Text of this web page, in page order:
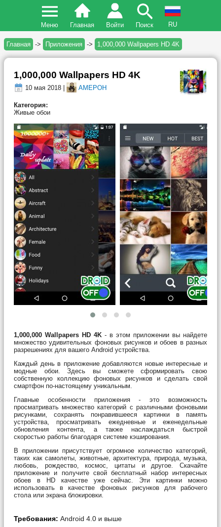
Меню Главная Войти Поиск RU
Главная -> Приложения -> 1,000,000 Wallpapers HD 4K
1,000,000 Wallpapers HD 4K
10 мая 2018 | AMEPOH
Категория:
Живые обои
1,000,000 Wallpapers HD 4K - в этом приложении вы найдете
множество удивительных фоновых рисунков и обоев в разных
разрешениях для вашего Android устройства.
Каждый день в приложение добавляются новые интересные и
модные обои. Здесь вы сможете сформировать свою
собственную коллекцию фоновых рисунков и сделать свой
смартфон по-настоящему уникальным.
Главные особенности приложения - это возможность
просматривать множество категорий с различными фоновыми
рисунками, сохранять понравившееся картинки в память
устройства, просматривать ежедневные и еженедельные
обновления контента, а также наслаждаться быстрой
скоростью работы благодаря системе кэширования.
В приложении присутствует огромное количество категорий,
таких как самолеты, животные, архитектура, природа, музыка,
любовь, рождество, космос, цитаты и другое. Скачайте
приложение и получите свой бесплатный набор интересных
обоев в HD качестве уже сейчас. Эти картинки можно
использовать в качестве фоновых рисунков для рабочего
стола или экрана блокировки.
Требования: Android 4.0 и выше